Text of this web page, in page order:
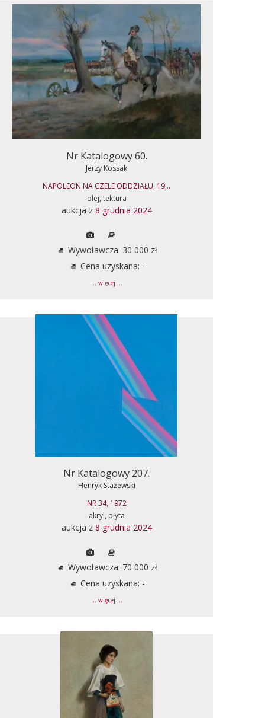
Nr Katalogowy 60.
Jerzy Kossak
NAPOLEON NA CZELE ODDZIAŁU, 19...
olej, tektura
aukcja z 8 grudnia 2024
Wywoławcza: 30 000 zł
Cena uzyskana: -
... więcej ...
Nr Katalogowy 207.
Henryk Stażewski
NR 34, 1972
akryl, płyta
aukcja z 8 grudnia 2024
Wywoławcza: 70 000 zł
Cena uzyskana: -
... więcej ...